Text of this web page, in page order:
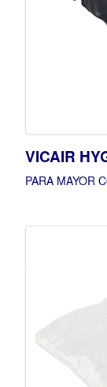
VICAIR
PARA MAYOR